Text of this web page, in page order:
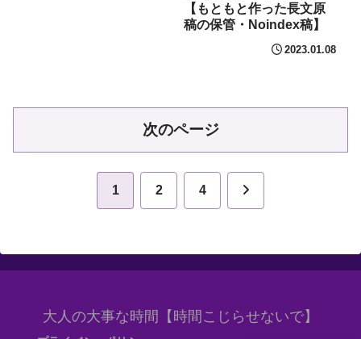
【もともと作った長文原
稿の保管・Noindex稿】
2023.01.08
次のページ
1 2 4 次
大人の大事な時間【時間こじらせないで】